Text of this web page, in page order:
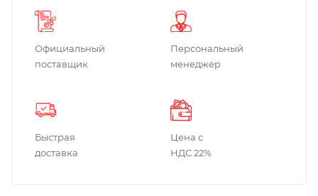
Официальный
поставщик
Персональный
менеджер
Быстрая
доставка
Цена с
НДС 22%